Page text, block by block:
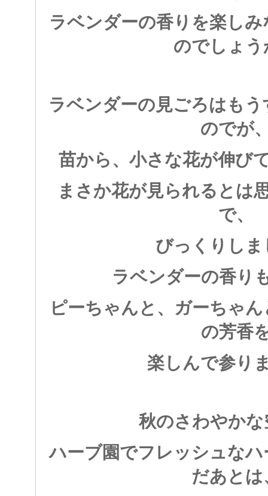
ラベンダーの香りを楽し
のでしょう
ラベンダーの見ごろはも
のでが
苗から、小さな花が伸び
まさか花が見られるとは
で、
びっくりしま
ラベンダーの香り
ピーちゃんと、ガーちゃ
の芳香
楽しんで参り
秋のさわやかな
ハーブ園でフレッシュな
だあとは